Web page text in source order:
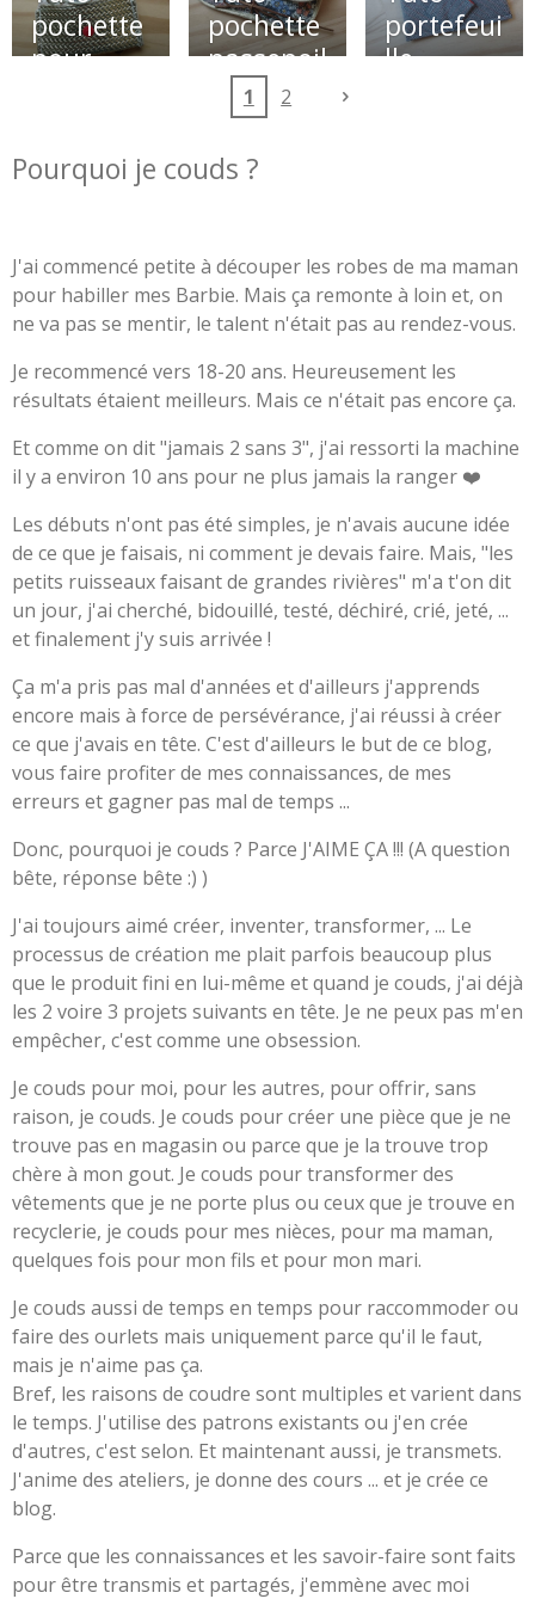
pochette
pour
pochette
passepoil
portefeui
lle
1 2
Pourquoi je couds ?
J'ai commencé petite à découper les robes de ma maman
pour habiller mes Barbie. Mais ça remonte à loin et, on
ne va pas se mentir, le talent n'était pas au rendez-vous.
Je recommencé vers 18-20 ans. Heureusement les
résultats étaient meilleurs. Mais ce n'était pas encore ça.
Et comme on dit "jamais 2 sans 3", j'ai ressorti la machine
il y a environ 10 ans pour ne plus jamais la ranger ❤️
Les débuts n'ont pas été simples, je n'avais aucune idée
de ce que je faisais, ni comment je devais faire. Mais, "les
petits ruisseaux faisant de grandes rivières" m'a t'on dit
un jour, j'ai cherché, bidouillé, testé, déchiré, crié, jeté, ...
et finalement j'y suis arrivée !
Ça m'a pris pas mal d'années et d'ailleurs j'apprends
encore mais à force de persévérance, j'ai réussi à créer
ce que j'avais en tête. C'est d'ailleurs le but de ce blog,
vous faire profiter de mes connaissances, de mes
erreurs et gagner pas mal de temps ...
Donc, pourquoi je couds ? Parce J'AIME ÇA !!! (A question
bête, réponse bête :) )
J'ai toujours aimé créer, inventer, transformer, ... Le
processus de création me plait parfois beaucoup plus
que le produit fini en lui-même et quand je couds, j'ai déjà
les 2 voire 3 projets suivants en tête. Je ne peux pas m'en
empêcher, c'est comme une obsession.
Je couds pour moi, pour les autres, pour offrir, sans
raison, je couds. Je couds pour créer une pièce que je ne
trouve pas en magasin ou parce que je la trouve trop
chère à mon gout. Je couds pour transformer des
vêtements que je ne porte plus ou ceux que je trouve en
recyclerie, je couds pour mes nièces, pour ma maman,
quelques fois pour mon fils et pour mon mari.
Je couds aussi de temps en temps pour raccommoder ou
faire des ourlets mais uniquement parce qu'il le faut,
mais je n'aime pas ça.
Bref, les raisons de coudre sont multiples et varient dans
le temps. J'utilise des patrons existants ou j'en crée
d'autres, c'est selon. Et maintenant aussi, je transmets.
J'anime des ateliers, je donne des cours ... et je crée ce
blog.
Parce que les connaissances et les savoir-faire sont faits
pour être transmis et partagés, j'emmène avec moi